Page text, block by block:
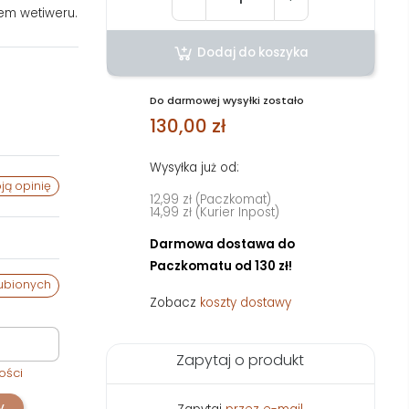
wetiweru.
opinię
Dodaj do koszyka
Do darmowej wysyłki zostało
130,00 zł
Wysyłka już od:
12,99 zł (Paczkomat)
14,99 zł (Kurier Inpost)
Darmowa dostawa do
Paczkomatu od 130 zł!
Zobacz koszty dostawy
Zapytaj o produkt